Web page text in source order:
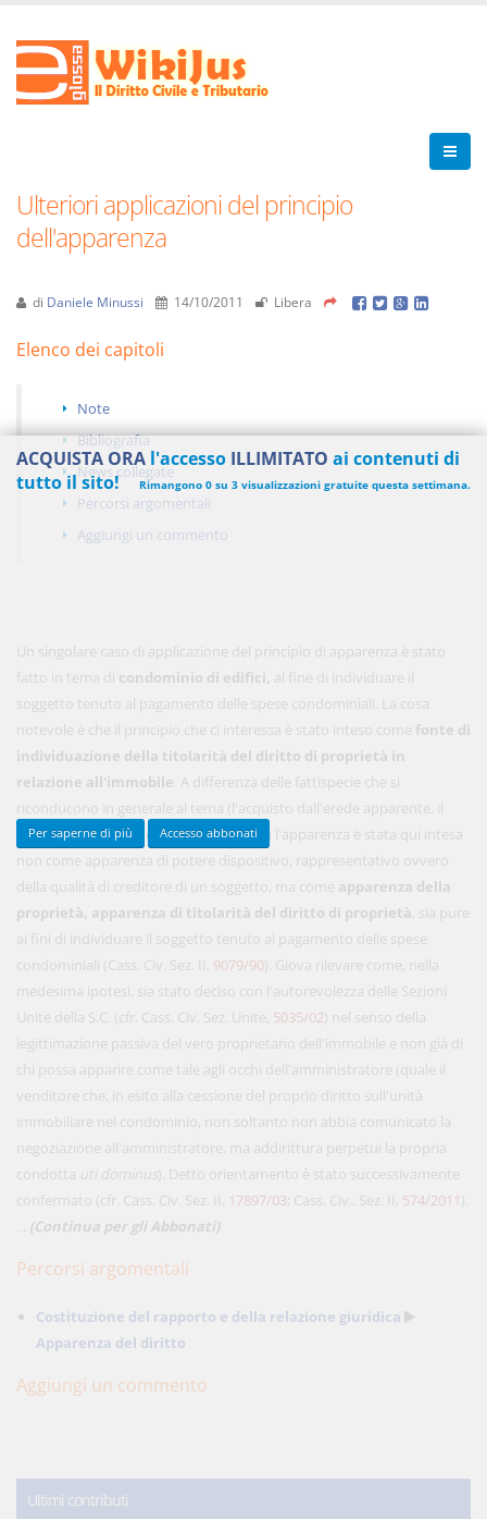
Ulteriori applicazioni del principio
dell'apparenza
di Daniele Minussi 14/10/2011 Libera
Elenco dei capitoli
Note
Bibliografia
News collegate
Percorsi argomentali
Aggiungi un commento
Un singolare caso di applicazione del principio di apparenza è stato
fatto in tema di condominio di edifici, al fine di individuare il
soggetto tenuto al pagamento delle spese condominiali. La cosa
notevole è che il principio che ci interessa è stato inteso come fonte di
individuazione della titolarità del diritto di proprietà in
relazione all'immobile . A differenza delle fattispecie che si
riconducono in generale al tema (l'acquisto dall'erede apparente, il
pagamento al creditore apparente, etc.) l'apparenza è stata qui intesa
non come apparenza di potere dispositivo, rappresentativo ovvero
della qualità di creditore di un soggetto, ma come apparenza della
proprietà, apparenza di titolarità del diritto di proprietà, sia pure
ai fini di individuare il soggetto tenuto al pagamento delle spese
condominiali (Cass. Civ. Sez. II, 9079/90). Giova rilevare come, nella
medesima ipotesi, sia stato deciso con l'autorevolezza delle Sezioni
Unite della S.C. (cfr. Cass. Civ. Sez. Unite, 5035/02) nel senso della
legittimazione passiva del vero proprietario dell'immobile e non già di
chi possa apparire come tale agli occhi dell'amministratore (quale il
venditore che, in esito alla cessione del proprio diritto sull'unità
immobiliare nel condominio, non soltanto non abbia comunicato la
negoziazione all'amministratore, ma addirittura perpetui la propria
condotta uti dominus). Detto orientamento è stato successivamente
confermato (cfr. Cass. Civ. Sez. II, 17897/03; Cass. Civ., Sez. II, 574/2011 ).
(Continua per gli Abbonati)
Percorsi argomentali
Costituzione del rapporto e della relazione giuridica
Apparenza del diritto
Aggiungi un commento
Ultimi contributi
ACQUISTA ORA l'accesso ILLIMITATO ai contenuti di
tutto il sito!
Rimangono 0 su 3 visualizzazioni gratuite questa settimana.
48,00 €MENSILI
Acquista ora
Per saperne di più Accesso abbonati